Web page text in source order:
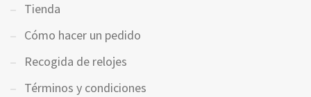
Tienda
Cómo hacer un pedido
Recogida de relojes
Términos y condiciones